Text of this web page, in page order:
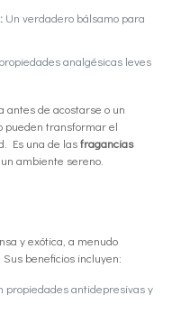
Un verdadero bálsamo para
analgésicas leves
antes de acostarse o un
pueden transformar el
Es una de lasfragancias
ambiente sereno.
y exótica, a menudo
beneficios incluyen:
propiedades antidepresivas y